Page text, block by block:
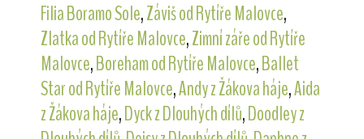
Filia Boramo Sole,Záviš od Rytíře Malovce,
Zlatka od Rytíře Malovce,Zimní záře od Rytíře
Malovce,Boreham od Rytíře Malovce,Ballet
Star od Rytíře Malovce,Andy z Žákova háje,Aida
z Žákova háje,Dyck z Dlouhých dílů,Doodley z